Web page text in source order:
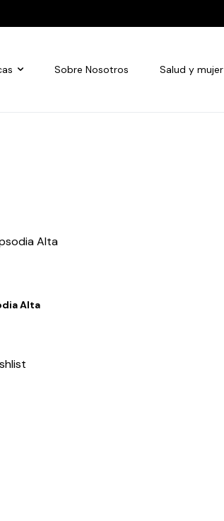
Sobre Nosotros Salud y mujer
Alta